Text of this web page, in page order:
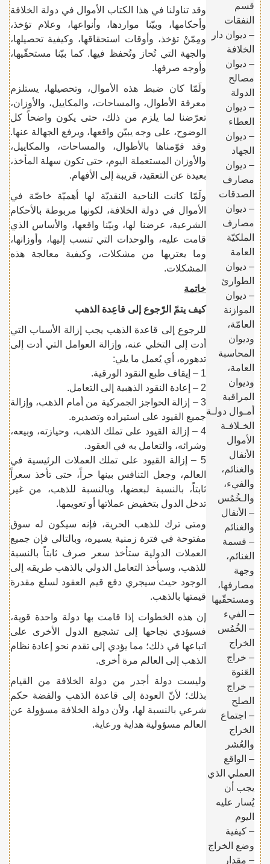
قسم
النفقات
– ديوان دار
الخلافة
– ديوان
مصالح
الدولة
– ديوان
العطاء
– ديوان
الجهاد
– ديوان
مصارف
الصدقات
– ديوان
مصارف
الملكيّة
العامة
– ديوان
الطوارئ
– ديوان
الموازنة
العامّة،
وديوان
المحاسبة
العامة،
وديوان
المراقبة
أمـوال دولـة
الخـلافـة
الأموال
الأنفال
والغنائم،
والفيء،
والـخُمُس
– الأنفال
والغنائم
– قسمة
الغنائم،
وجهة
مصارفها،
ومستحقّيها
– الفيء
– الخُمُس
الخراج
– خراج
العَنوة
– خراج
الصلح
– اجتماع
الخراج
والعُشر
– الواقع
العملي الذي
يجب أن
يُسار عليه
اليوم
– كيفية
وضع الخراج
– مقدار
وقد تناولنا في هذا الكتاب الأموال في دولة الخلافة
وأحكامها، وبيّنا مواردها، وأنواعها، وعلام تؤخذ،
ومِمّنْ تؤخذ، وأوقات استحقاقها، وكيفية تحصيلها،
والجهة التي تُحاز وتُحفظ فيها. كما بيّنا مستحقّيها،
وأوجه صرفها.
ولَمّا كان ضبط هذه الأموال، وتحصيلها، يستلزم
معرفة الأطوال، والمساحات، والمكاييل، والأوزان،
تعرّضنا لما يلزم من ذلك، حتى يكون واضحاً كل
الوضوح، على وجه يبيّن واقعها، ويرفع الجهالة عنها.
وقد قوّمناها بالأطوال، والمساحات، والمكاييل،
والأوزان المستعملة اليوم، حتى تكون سهلة المأخذ،
بعيدة عن التعقيد، قريبة إلى الأفهام.
ولَمّا كانت الناحية النقديّة لها أهميّة خاصّة في
الأموال في دولة الخلافة، لكونها مربوطة بالأحكام
الشرعية، عرضنا لها، وبيّنا واقعها، والأساس الذي
قامت عليه، والوحدات التي تنسب إليها، وأوزانها،
وما يعتريها من مشكلات، وكيفية معالجة هذه
المشكلات.
خاتمة
كيف يتمّ الرّجوع إلى قاعِدة الذهب
للرجوع إلى قاعدة الذهب يجب إزالة الأسباب التي
أدت إلى التخلي عنه، وإزالة العوامل التي أدت إلى
تدهوره، أي يُعمل ما يلي:
1 – إيقاف طبع النقود الورقية.
2 – إعادة النقود الذهبية إلى التعامل.
3 – إزالة الحواجز الجمركية من أمام الذهب، وإزالة
جميع القيود على استيراده وتصديره.
4 – إزالة القيود على تملك الذهب، وحيازته، وبيعه،
وشرائه، والتعامل به في العقود.
5 – إزالة القيود على تملك العملات الرئيسية في
العالم، وجعل التنافس بينها حراً، حتى تأخذ سعراً
ثابتاً، بالنسبة لبعضها، وبالنسبة للذهب، من غير
تدخل الدول بتخفيض عملاتها أو تعويمها.
ومتى ترك للذهب الحرية، فإنه سيكون له سوق
مفتوحة في فترة زمنية يسيره، وبالتالي فإن جميع
العملات الدولية ستأخذ سعر صرف ثابتاً بالنسبة
للذهب، وسيأخذ التعامل الدولي بالذهب طريقه إلى
الوجود حيث سيجري دفع قيم العقود لسلع مقدرة
قيمتها بالذهب.
إن هذه الخطوات إذا قامت بها دولة واحدة قوية،
فسيؤدي نجاحها إلى تشجيع الدول الأخرى على
اتباعها في ذلك؛ مما يؤدي إلى تقدم نحو إعادة نظام
الذهب إلى العالم مرة أخرى.
وليست دولة أجدر من دولة الخلافة من القيام
بذلك؛ لأنّ العودة إلى قاعدة الذهب والفضة حكم
شرعي بالنسبة لها، ولأن دولة الخلافة مسؤولة عن
العالم مسؤولية هداية ورعاية.